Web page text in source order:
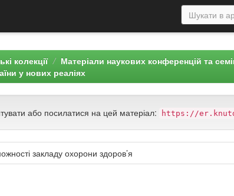
колекції Матеріали наукових конференцій та
у нових реаліях
або посилатися на цей матеріал: https://
закладу охорони здоров’я